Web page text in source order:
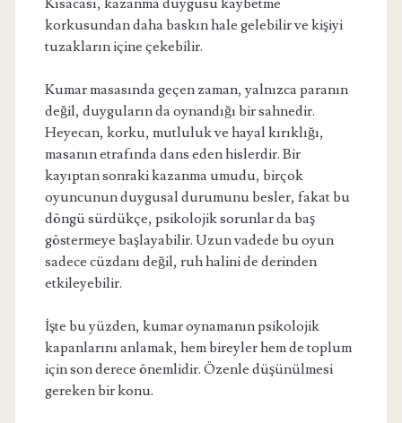
Kısacası, kazanma duygusu kaybetme
korkusundan daha baskın hale gelebilir ve kişiyi
tuzakların içine çekebilir.
Kumar masasında geçen zaman, yalnızca paranın
değil, duyguların da oynandığı bir sahnedir.
Heyecan, korku, mutluluk ve hayal kırıklığı,
masanın etrafında dans eden hislerdir. Bir
kayıptan sonraki kazanma umudu, birçok
oyuncunun duygusal durumunu besler, fakat bu
döngü sürdükçe, psikolojik sorunlar da baş
göstermeye başlayabilir. Uzun vadede bu oyun
sadece cüzdanı değil, ruh halini de derinden
etkileyebilir.
İşte bu yüzden, kumar oynamanın psikolojik
kapanlarını anlamak, hem bireyler hem de toplum
için son derece önemlidir. Özenle düşünülmesi
gereken bir konu.